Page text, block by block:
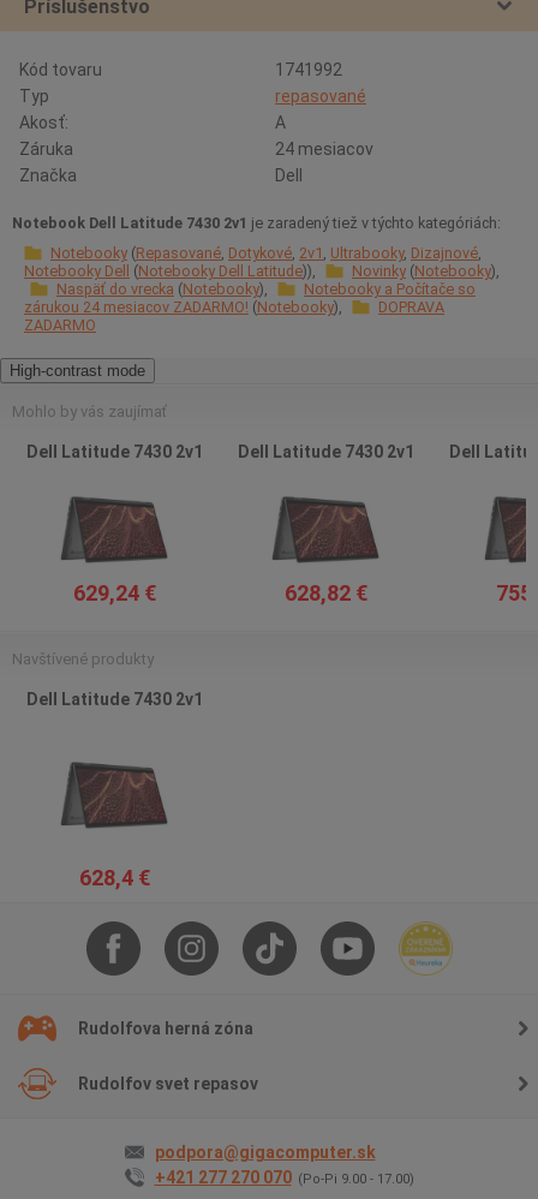
Príslušenstvo
Kód tovaru
1741992
Typ
repasované
Akosť:
A
Záruka
24 mesiacov
Značka
Dell
Notebook Dell Latitude 7430 2v1 je zaradený tiež v týchto kategóriách:
Notebooky Repasované Dotykové 2v1 Ultrabooky Dizajnové
Notebooky Dell
Notebooky Dell Latitude Novinky Notebooky
Naspäť do vrecka Notebooky
Notebooky a Počítače so
zárukou 24 mesiacov ZADARMO! Notebooky
DOPRAVA
ZADARMO
High-contrast mode
Mohlo by vás zaujímať
Dell Latitude 7430 2v1
629,24 €
Dell Latitude 7430 2v1
628,82 €
Dell
Navštívené produkty
Dell Latitude 7430 2v1
628,4 €
Rudolfova herná zóna
Rudolfov svet repasov
podpora@gigacomputer.sk
+421 277 270 070 (Po-Pi 9.00 - 17.00)